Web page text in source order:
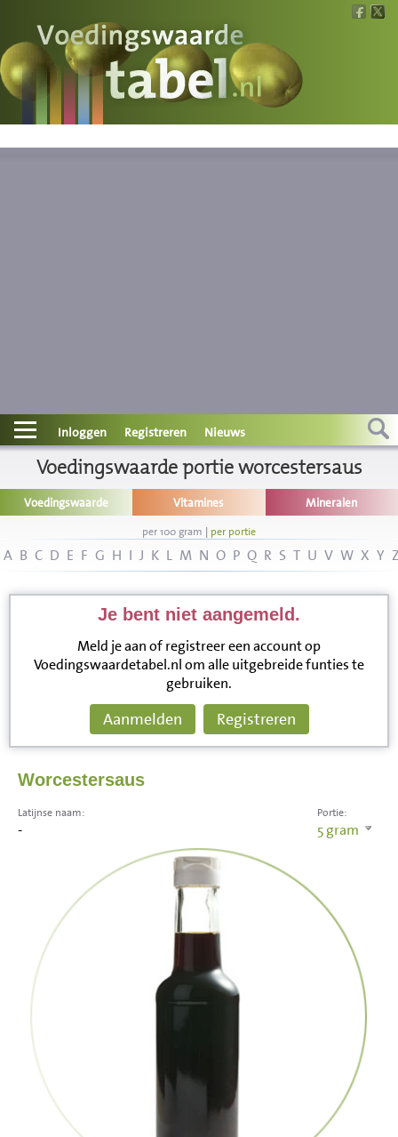
Voedingswaarde
Wat is wat?
Contact
Informatie
Disclaimer
Inloggen Registreren Nieuws
Voedingswaarde portie worcestersaus
Voedingswaarde Vitamines Mineralen
per 100 gram | per portie
A B C D E F G H I J K L M N O P Q R S T U V W X Y
Je bent niet aangemeld.
Meld je aan of registreer een account op
Voedingswaardetabel.nl om alle uitgebreide funties te
gebruiken.
Aanmelden Registreren
Worcestersaus
Portie:
5gram
Latijnse naam:
-